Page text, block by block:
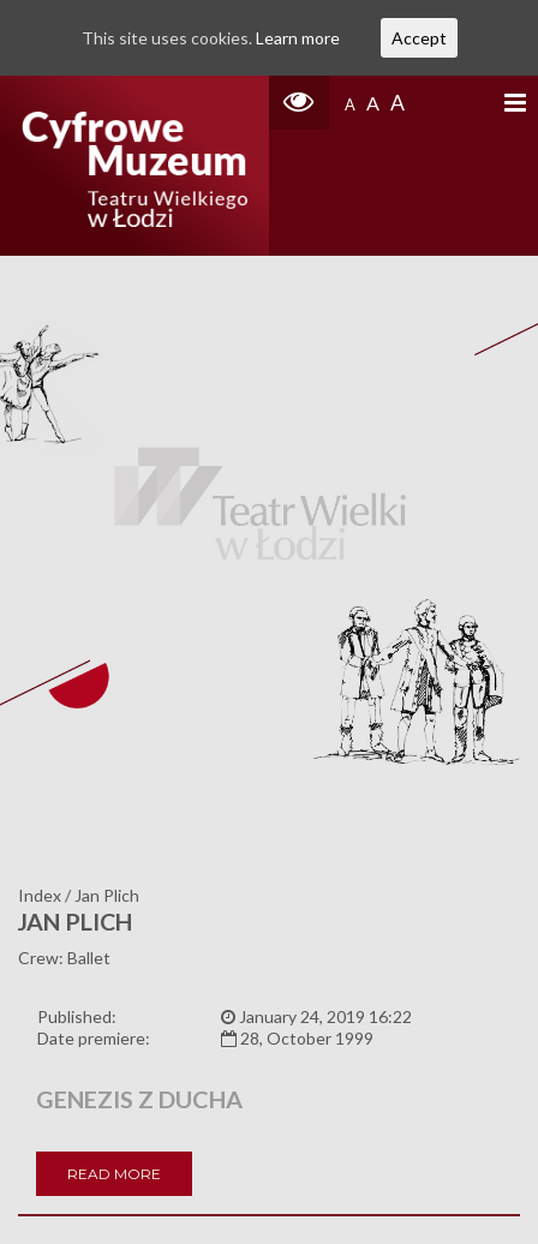
A A A
Index/ Jan Plich
JAN PLICH
Crew: Ballet
Published:
January 24, 2019 16:22
Date premiere:
28, October 1999
GENEZIS Z DUCHA
READ MORE
This site uses cookies. Learn more Accept